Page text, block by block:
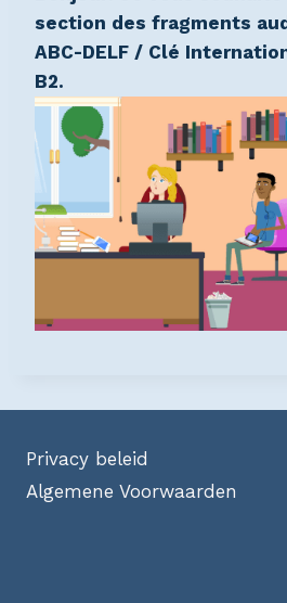
section des fragments
ABC-DELF / Clé
B2.
Privacy beleid
Algemene Voorwaarden